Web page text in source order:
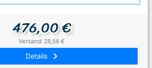
476,00 €
Versand: 28,56 €
Details keyboard_arrow_right